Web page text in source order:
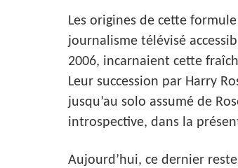
Les origines de cette
journalisme télévisé
2006, incarnaient cette
Leur succession par Harry
jusqu’au solo assumé de
introspective, dans la
Aujourd’hui, ce dernier